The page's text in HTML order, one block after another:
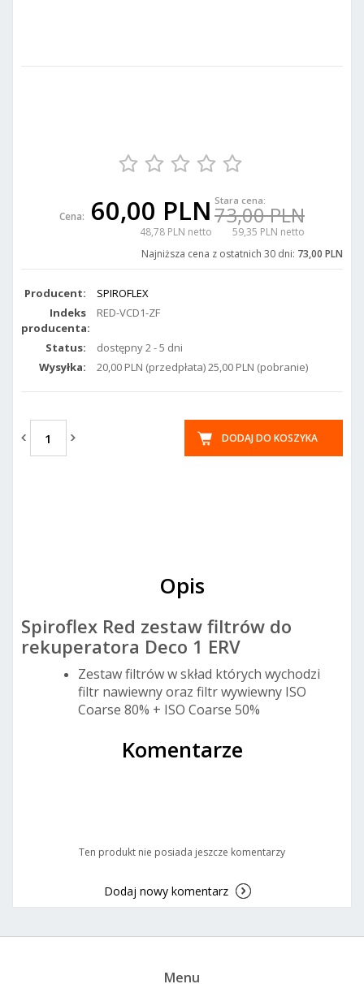
Cena: 60,00 PLN
48,78 PLN netto
Stara cena:
73,00 PLN
59,35 PLN netto
Najniższa cena z ostatnich 30 dni: 73,00 PLN
Producent:
SPIROFLEX
Indeks
producenta:
RED-VCD1-ZF
Status:
dostępny 2 - 5 dni
Wysyłka:
20,00 PLN (przedpłata) 25,00 PLN (pobranie)
DODAJ DO KOSZYKA
Opis
Spiroflex Red zestaw filtrów do
rekuperatora Deco 1 ERV
Zestaw filtrów w skład których wychodzi
filtr nawiewny oraz filtr wywiewny ISO
Coarse 80% + ISO Coarse 50%
Komentarze
Ten produkt nie posiada jeszcze komentarzy
Dodaj nowy komentarz
Menu